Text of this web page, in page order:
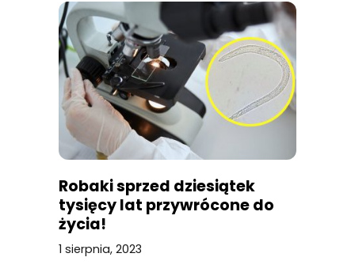
Robaki sprzed dziesiątek
tysięcy lat przywrócone do
życia!
1 sierpnia, 2023